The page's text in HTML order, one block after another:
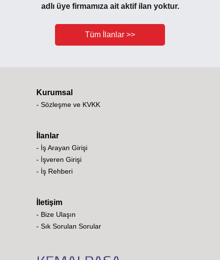
adlı üye firmamıza ait aktif ilan yoktur.
Tüm İlanlar >>
Kurumsal
- Sözleşme ve KVKK
İlanlar
- İş Arayan Girişi
- İşveren Girişi
- İş Rehberi
İletişim
- Bize Ulaşın
- Sık Sorulan Sorular